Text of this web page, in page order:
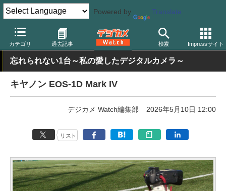
Powered by Translate
カテゴリ 過去記事 検索 Impressサイト
デジカメ Watch カメラ 一眼レフカメラ キヤノン
忘れられない1台～私の愛したデジタルカメラ～
キヤノン EOS-1D Mark IV
デジカメ Watch編集部 2026年5月10日 12:00
リスト